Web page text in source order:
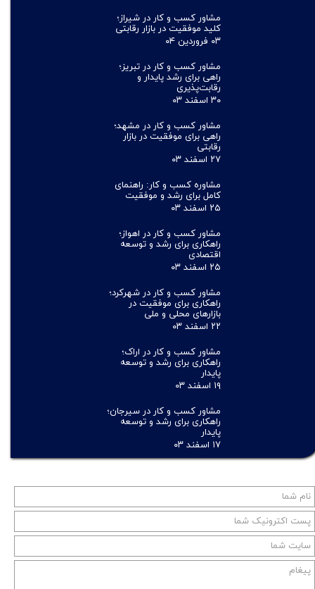
مشاور کسب و کار در شیراز؛
کلید موفقیت در بازار رقابتی
۰۳ فروردین ۰۴
مشاور کسب و کار در تبریز؛
راهی برای رشد پایدار و
رقابت‌پذیری
۳۰ اسفند ۰۳
مشاور کسب و کار در مشهد؛
راهی برای موفقیت در بازار
رقابتی
۲۷ اسفند ۰۳
مشاوره کسب و کار: راهنمای
کامل برای رشد و موفقیت
۲۵ اسفند ۰۳
مشاور کسب و کار در اهواز؛
راهکاری برای رشد و توسعه
اقتصادی
۲۵ اسفند ۰۳
مشاور کسب و کار در شهرکرد؛
راهکاری برای موفقیت در
بازارهای محلی و ملی
۲۲ اسفند ۰۳
مشاور کسب و کار در اراک؛
راهکاری برای رشد و توسعه
پایدار
۱۹ اسفند ۰۳
مشاور کسب و کار در سیرجان؛
راهکاری برای رشد و توسعه
پایدار
۱۷ اسفند ۰۳